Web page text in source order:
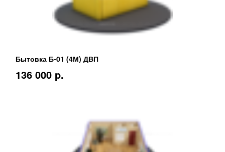
Бытовка Б-01 (4М) ДВП
136 000 p.